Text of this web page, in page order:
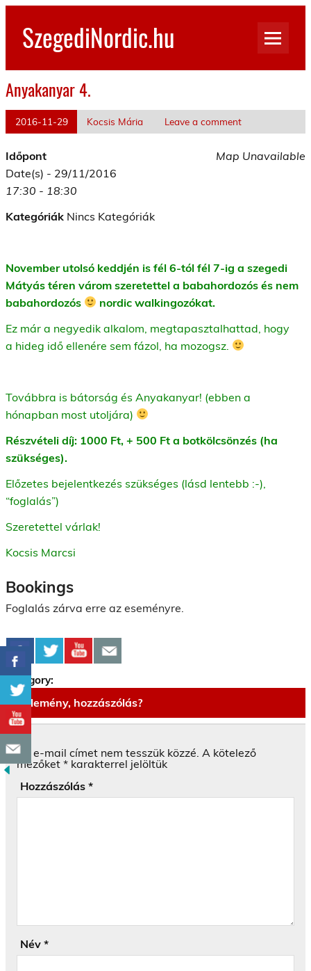
Skip
contentSzegediNordic.hu
Anyakanyar 4.
2016-11-29 Kocsis Mária Leave a comment
Map Unavailable
Időpont
Date(s) - 29/11/2016
17:30 - 18:30
Kategóriák Nincs Kategóriák
November utolsó keddjén is fél 6-tól fél 7-ig a szegedi
Mátyás téren várom szeretettel a babahordozós és nem
babahordozós
nordic walkingozókat.
Ez már a negyedik alkalom, megtapasztalhattad, hogy
a hideg idő ellenére sem fázol, ha mozogsz.
Továbbra is bátorság és Anyakanyar! (ebben a
hónapban most utoljára)
Részvételi díj: 1000 Ft, + 500 Ft a botkölcsönzés (ha
szükséges).
Előzetes bejelentkezés szükséges (lásd lentebb :-),
“foglalás”)
Szeretettel várlak!
Kocsis Marcsi
Bookings
Foglalás zárva erre az eseményre.
Category:
Vélemény, hozzászólás?
Az e-mail címet nem tesszük közzé. A kötelező
mezőket * karakterrel jelöltük
Hozzászólás *
Név *